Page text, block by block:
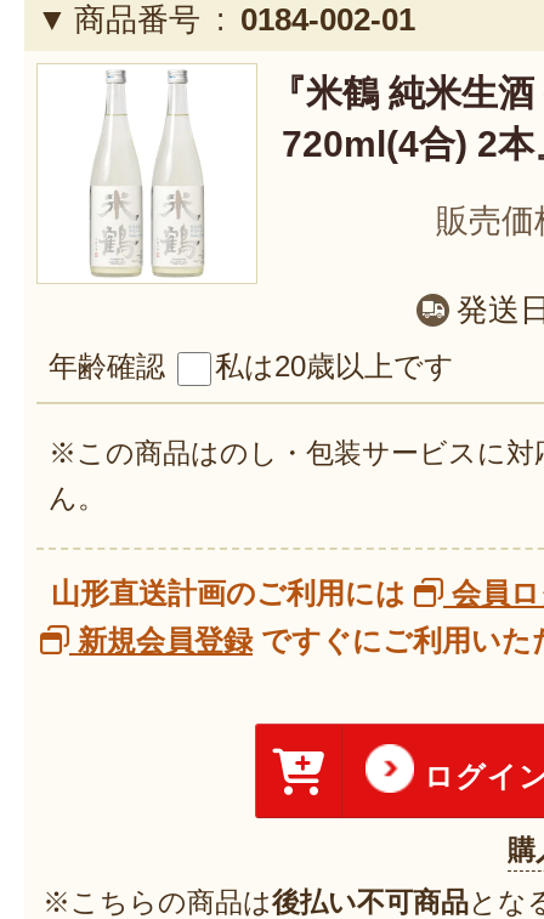
商品番号 : 0184-002-01
『米鶴 純米生
720ml(4合) 2本
販売価
発送
年齢確認 私は20歳以上です
※この商品はのし・包装サービスに対
ん。
山形直送計画のご利用には
会員
新規会員登録ですぐにご利用いた
ログイ
購
※こちらの商品は後払い不可商品とな